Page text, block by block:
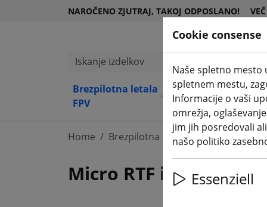
NAROČENO ZJUTRAJ, TAKOJ ODPOSLANO!
Iskanje izdelkov
Brezpilotna letala
FPV(aktuelle Seite)
Kompone
nte
Opre
ma
Home Brezpilotna letala FPV Micro RTF
Micro RTF in BNF
Cookie consense
Naše spletno mesto
spletnem mestu,
Informacije o vaši
omrežja,
jim jih posredovali
našo politiko
Essenziell